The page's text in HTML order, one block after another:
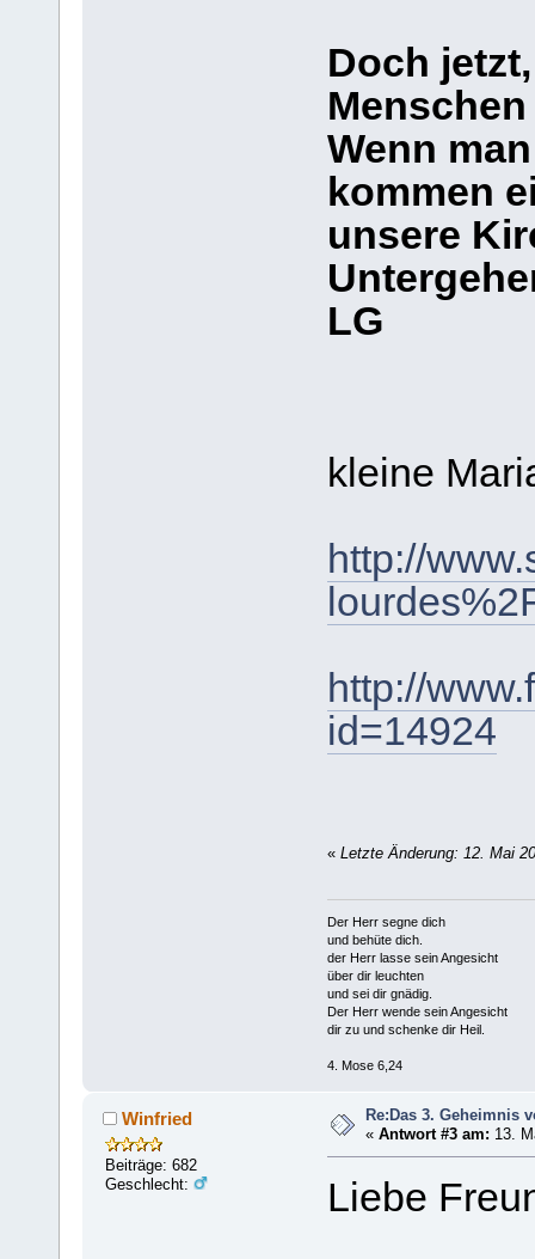
Doch
Wenn
kommen
unsere
LG
kleine
http://
http://
id=14924
« Letzte Änderung: 12. Mai
Der Herr segne dich
und behüte dich.
der Herr lasse sein Angesicht
über dir leuchten
und sei dir gnädig.
Der Herr wende sein Angesicht
dir zu und schenke dir Heil.
4. Mose 6,24
Winfried
Beiträge: 682
Geschlecht:
Re:Das 3. Geheimnis
«Antwort #3 am: 13.
Liebe